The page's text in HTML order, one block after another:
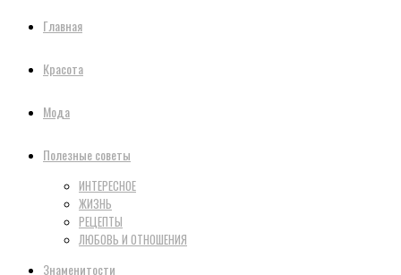
Главная
Красота
Мода
Полезные советы
ИНТЕРЕСНОЕ
ЖИЗНЬ
РЕЦЕПТЫ
ЛЮБОВЬ И ОТНОШЕНИЯ
Знаменитости